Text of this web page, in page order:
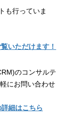
も行っていま
いただけます！
のコンサルテ
にお問い合わせ
細はこちら